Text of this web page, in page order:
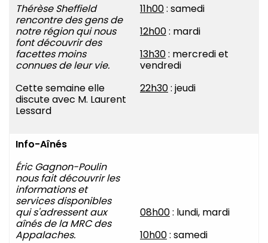
Thérèse Sheffield
rencontre des gens de
notre région qui nous
font découvrir des
facettes moins
connues de leur vie.
Cette semaine elle
discute avec M. Laurent
Lessard
11h00: samedi
12h00: mardi
13h30: mercredi et
vendredi
22h30: jeudi
Info-Aînés
Éric Gagnon-Poulin
nous fait découvrir les
informations et
services disponibles
qui s'adressent aux
aînés de la MRC des
Appalaches.
08h00: lundi, mardi
10h00: samedi